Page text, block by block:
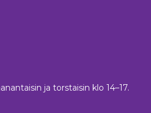
ja torstaisin klo 14–17.